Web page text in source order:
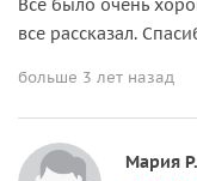
Все было очень
все рассказал.
больше 3 лет назад
Мария Р.